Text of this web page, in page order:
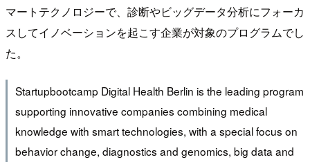
マートテクノロジーで、診断やビッグデータ分析にフォーカ
スしてイノベーションを起こす企業が対象のプログラムでし
た。
Startupbootcamp Digital Health Berlin is the leading program
supporting innovative companies combining medical
knowledge with smart technologies, with a special focus on
behavior change, diagnostics and genomics, big data and